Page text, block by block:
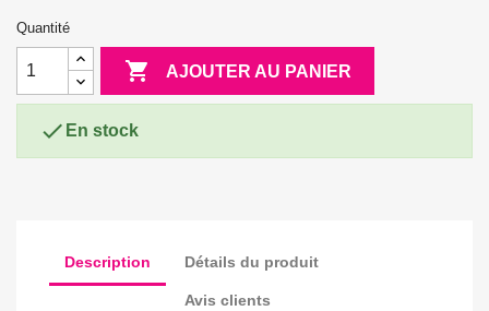
Quantité
 AJOUTER AU PANIER
 En stock
Description Détails du produit
Avis clients